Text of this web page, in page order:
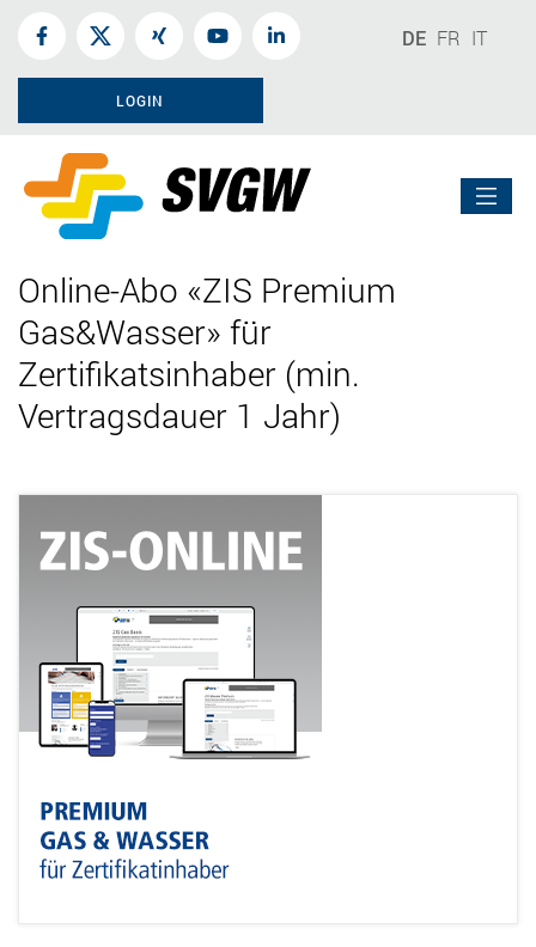
DE FR IT
LOGIN
Online-Abo «ZIS Premium
Gas&Wasser» für
Zertifikatsinhaber (min.
Vertragsdauer 1 Jahr)